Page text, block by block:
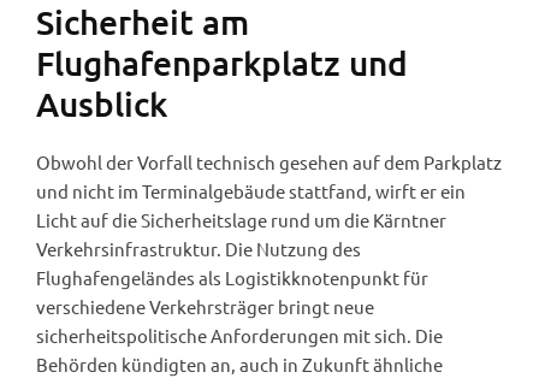
Sicherheit am
Flughafenparkplatz und
Ausblick
Obwohl der Vorfall technisch gesehen auf dem Parkplatz
und nicht im Terminalgebäude stattfand, wirft er ein
Licht auf die Sicherheitslage rund um die Kärntner
Verkehrsinfrastruktur. Die Nutzung des
Flughafengeländes als Logistikknotenpunkt für
verschiedene Verkehrsträger bringt neue
sicherheitspolitische Anforderungen mit sich. Die
Behörden kündigten an, auch in Zukunft ähnliche